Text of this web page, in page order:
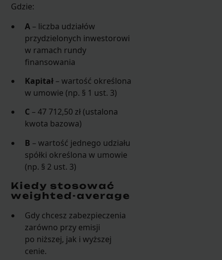
Gdzie:
A – liczba udziałów
przydzielonych inwestorowi
w ramach rundy
finansowania
Kapitał – wartość określona
w umowie (np. § 1 ust. 3)
C – 47 712,50 zł (ustalona
kwota bazowa)
B – wartość jednego udziału
spółki określona w umowie
(np. § 2 ust. 3)
Kiedy stosować
weighted-average
Gdy chcesz zabezpieczenia
zarówno przy emisji
po niższej, jak i wyższej
cenie.